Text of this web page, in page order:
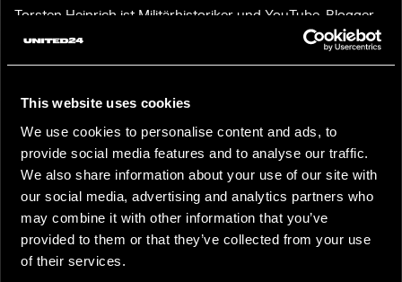
This website uses cookies
We use cookies to personalise content and ads, to
provide social media features and to analyse our traffic.
We also share information about your use of our site with
our social media, advertising and analytics partners who
may combine it with other information that you’ve
provided to them or that they’ve collected from your use
of their services.
Torsten Heinrich ist Militärhistoriker und YouTube-Blogger
mit fundierter Expertise in den Bereichen Verteidigungs-
und Außenpolitik. Er unterstützt die Ukraine aktiv und hat
kürzlich 15.000 $ für die medizinische Versorgung von
Ich unterstütze die Ukraine, weil sie einen
gerechten Verteidigungskrieg gegen eine
aggressive Diktatur führt. Kurz nach Beginn der
umfassenden Invasion fing ich an, Videos über
den russischen Krieg gegen die Ukraine zu
produzieren. Mein Ziel ist es, das Verständnis für
dieses Thema im deutschsprachigen Raum zu